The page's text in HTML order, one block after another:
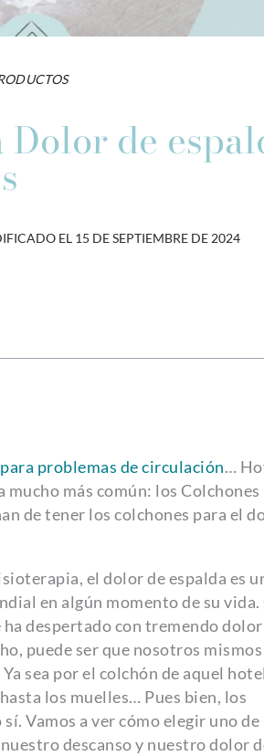
de
EL 15 DE SEPTIEMBRE DE 2024
problemas de circulación…
más común: los Colchones
de tener los colchones para el
el dolor de espalda es
en algún momento de su vida.
ha despertado con tremendo
puede ser que nosotros
sea por el colchón de aquel hotel
los muelles… Pues bien, los
Vamos a ver cómo elegir uno de
descanso y nuestro dolor